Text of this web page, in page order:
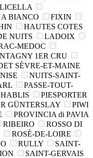
BIANCO
FIXIN
HAUTES COTES
NUITS
LADOIX
MEDOC
1ER CRU
SÈVRE-ET-MAINE
NUITS-SAINT-
PASSE-TOUT-
PIESPORTER
GÜNTERSLAY
PIWI
PROVINCIA di PAVIA
RIBEIRO
ROSSO DI
ROSÉ-DE-LOIRE
RULLY
SAINT-
SAINT-GERVAIS